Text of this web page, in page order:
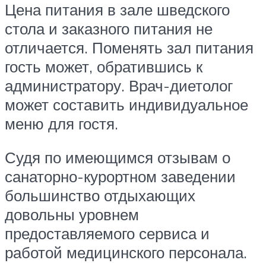
Цена питания в зале шведского
стола и заказного питания не
отличается. Поменять зал питания
гость может, обратившись к
администратору. Врач-диетолог
может составить индивидуальное
меню для гостя.
Судя по имеющимся отзывам о
санаторно-курортном заведении
большинство отдыхающих
довольны уровнем
предоставляемого сервиса и
работой медицинского персонала.